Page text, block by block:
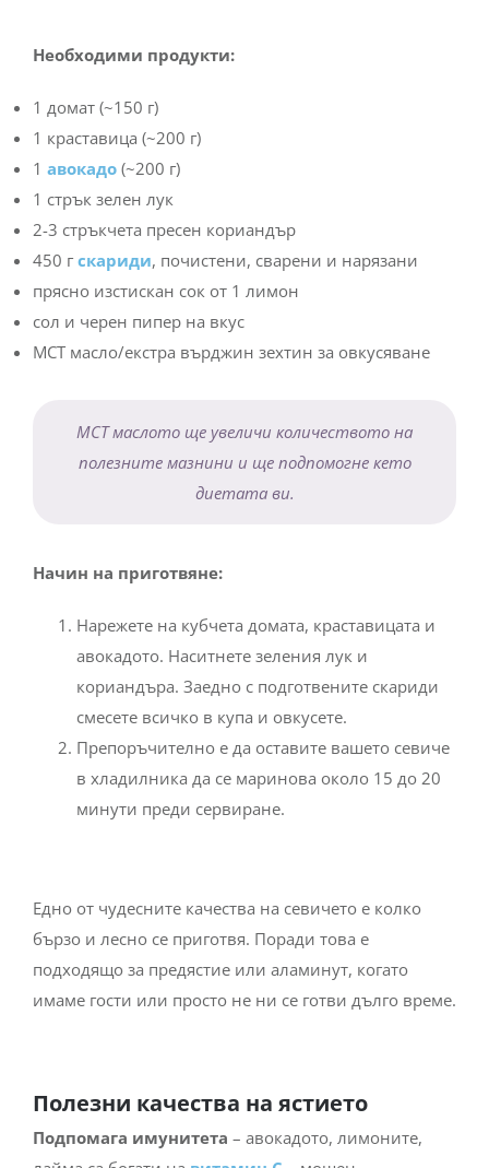
Необходими продукти:
1 домат (~150 г)
1 краставица (~200 г)
1 авокадо(~200 г)
1 стрък зелен лук
2-3 стръкчета пресен кориандър
450 гскариди, почистени, сварени и нарязани
прясно изстискан сок от 1 лимон
сол и черен пипер на вкус
МСТ масло/екстра върджин зехтин за овкусяване
MCT маслото ще увеличи количеството на
полезните мазнини и ще подпомогне кето
диетата ви.
Начин на приготвяне:
Нарежете на кубчета домата, краставицата и
авокадото. Наситнете зеления лук и
кориандъра. Заедно с подготвените скариди
смесете всичко в купа и овкусете.
Препоръчително е да оставите вашето севиче
в хладилника да се маринова около 15 до 20
минути преди сервиране.
Едно от чудесните качества на севичето е колко
бързо и лесно се приготвя. Поради това е
подходящо за предястие или аламинут, когато
имаме гости или просто не ни се готви дълго време.
Полезни качества на ястието
Подпомага имунитета – авокадото, лимоните,